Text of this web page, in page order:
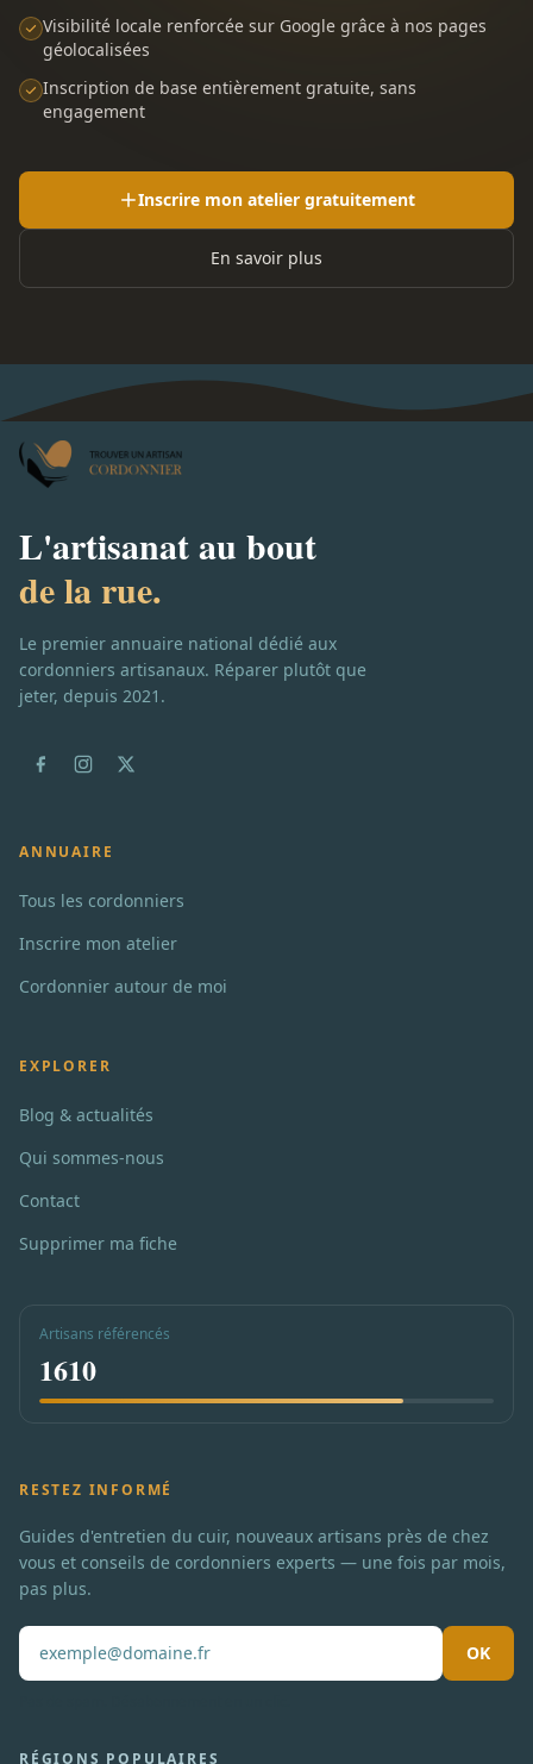
Visibilité locale renforcée sur Google grâce à nos pages
géolocalisées
Inscription de base entièrement gratuite, sans
engagement
Inscrire mon atelier gratuitement
En savoir plus
L'artisanat au bout
de la rue.
Le premier annuaire national dédié aux
cordonniers artisanaux. Réparer plutôt que
jeter, depuis 2021.
ANNUAIRE
Tous les cordonniers
Inscrire mon atelier
Cordonnier autour de moi
EXPLORER
Blog & actualités
Qui sommes-nous
Contact
Supprimer ma fiche
Artisans référencés
1610
RESTEZ INFORMÉ
Guides d'entretien du cuir, nouveaux artisans près de chez
vous et conseils de cordonniers experts — une fois par mois,
pas plus.
OK
RÉGIONS POPULAIRES